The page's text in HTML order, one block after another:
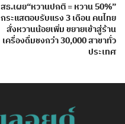
สธ.เผย“หวานปกติ = หวาน 50%”
กระแสตอบรับแรง 3 เดือน คนไทย
สั่งหวานน้อยเพิ่ม ขยายเข้าสู่ร้าน
เครื่องดื่มชงกว่า 30,000 สาขาทั่ว
ประเทศ